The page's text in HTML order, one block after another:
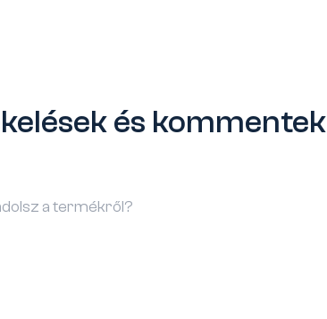
és kommentek